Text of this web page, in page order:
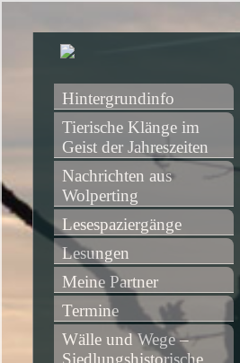
Hintergrundinfo
Tierische Klänge im
Geist der Jahreszeiten
Nachrichten aus
Wolperting
Lesespaziergänge
Lesungen
Meine Partner
Termine
Wälle und Wege –
Siedlungshistorische